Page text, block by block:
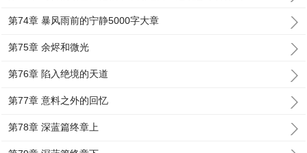
第74章 暴风雨前的宁静5000字大章
第75章 余烬和微光
第76章 陷入绝境的天道
第77章 意料之外的回忆
第78章 深蓝篇终章上